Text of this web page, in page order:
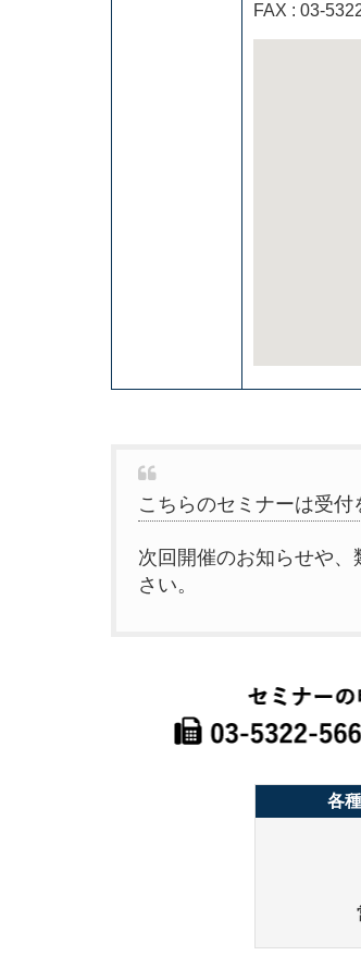
FAX : 03-
こちらのセミナーは受付
次回開催のお知らせや
さい。
各